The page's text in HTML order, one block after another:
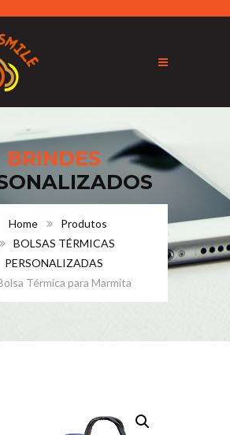
BRINDES
Home
Produtos
BOLSAS TÉRMICAS
PERSONALIZADAS
Térmica para Marmita